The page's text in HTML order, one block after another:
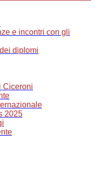
e incontri con gli
diplomi
Ciceroni
2025